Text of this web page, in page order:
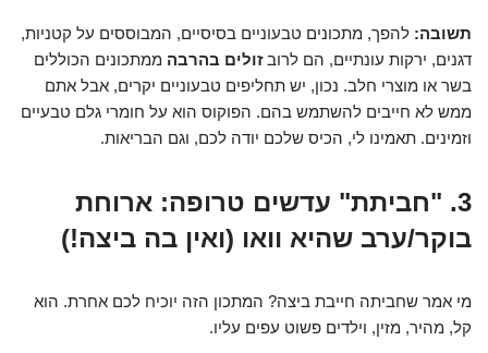
תשובה: להפך, מתכונים טבעוניים בסיסיים, המבוססים על קטניות,
דגנים, ירקות עונתיים, הם לרובזולים בהרבה ממתכונים הכוללים
בשר או מוצרי חלב. נכון, יש תחליפים טבעוניים יקרים, אבל אתם
ממש לא חייבים להשתמש בהם. הפוקוס הוא על חומרי גלם טבעיים
וזמינים. תאמינו לי, הכיס שלכם יודה לכם, וגם הבריאות.
3. "חביתת" עדשים טרופה: ארוחת
בוקר/ערב שהיא וואו (ואין בה ביצה!)
מי אמר שחביתה חייבת ביצה? המתכון הזה יוכיח לכם אחרת. הוא
קל, מהיר, מזין, וילדים פשוט עפים עליו.